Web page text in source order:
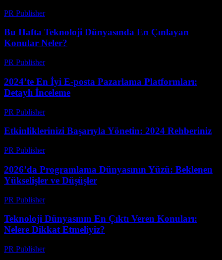
PR Publisher-
Bu Hafta Teknoloji Dünyasında En Çınlayan
Konular Neler?
PR Publisher-
2024’te En İyi E-posta Pazarlama Platformları:
Detaylı İnceleme
PR Publisher-
Etkinliklerinizi Başarıyla Yönetin: 2024 Rehberiniz
PR Publisher-
2026’da Programlama Dünyasının Yüzü: Beklenen
Yükselişler ve Düşüşler
PR Publisher-
Teknoloji Dünyasının En Çıktı Veren Konuları:
Nelere Dikkat Etmeliyiz?
PR Publisher-